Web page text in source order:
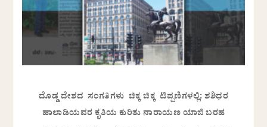
ದೊಡ್ಡ ದೇಶದ ಸಂಗತಿಗಳು ಚಿಕ್ಕ ಚಿಕ್ಕ ಟಿಪ್ಪಣಿಗಳಲ್ಲಿ: ಶಶಿಧರ
ಹಾಲಾಡಿಯವರ ಕೃತಿಯ ಕುರಿತು ನಾರಾಯಣ ಯಾಜಿ ಬರಹ